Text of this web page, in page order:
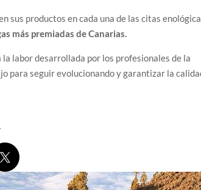
sus productos en cada una de las citas
más premiadas de Canarias.
labor desarrollada por los profesionales de la
para seguir evolucionando y garantizar la